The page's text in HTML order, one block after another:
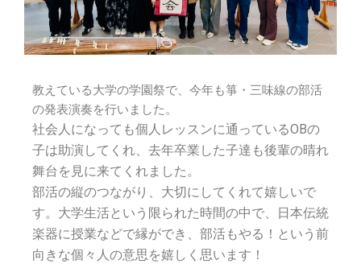
教えている大学の学園祭で、今年も箏・三味線の部活
の発表演奏を行いました。
社会人になっても個人レッスンに通っているOBの
子は助演してくれ、去年卒業した子達も後輩の晴れ
舞台を見に来てくれました。
部活の縦のつながり、大切にしてくれて嬉しいで
す。大学生活という限られた時間の中で、日本伝統
楽器に授業などで縁ができ、部活もやる！という前
向きな個々人の意思を嬉しく思います！